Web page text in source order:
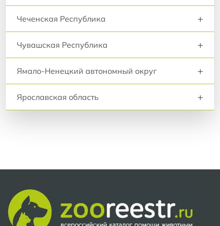
Чеченская Республика +
Чувашская Республика +
Ямало-Ненецкий автономный округ +
Ярославская область +